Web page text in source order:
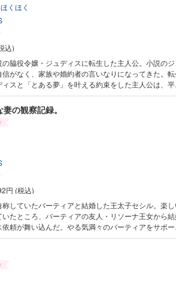
くほく
込)
脇役令嬢・ジュディスに転生した主人公。小説のジ
がなく、家族や婚約者の言いなりになってきた。転
スと「とある夢」を叶える約束をした主人公は、平
。性格を改め、意思をはっきり伝えるようになった
に周囲の目も変わっていく。そんな折、留学に来てい
気に入られてしまい――？
の観察記録。
円 (税込)
称していたバーティアと結婚した王太子セシル。楽
たところ、バーティアの友人・リソーナ王女から
頼が舞い込んだ。やる気満々のバーティアをサポー
国へ向かったけれど、どうもバーティアの様子が
ティアが「私、リソーナ様のために代理悪役令嬢に
言して――!?